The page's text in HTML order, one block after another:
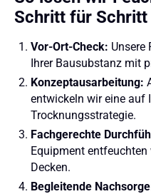
Schritt für Schritt
Vor-Ort-Check: Unsere
Ihrer Bausubstanz mit
Konzeptausarbeitung:
entwickeln wir eine auf
Trocknungsstrategie.
Fachgerechte
Equipment entfeuchten
Decken.
Begleitende